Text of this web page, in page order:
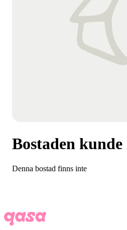
Bostaden
Denna bostad finns inte